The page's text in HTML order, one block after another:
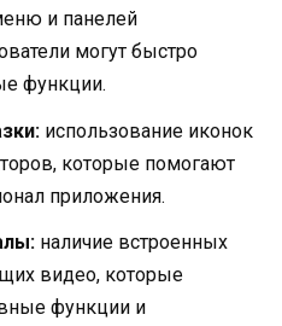
и панелей
могут быстро
функции.
использование иконок
которые помогают
приложения.
наличие встроенных
видео, которые
функции и